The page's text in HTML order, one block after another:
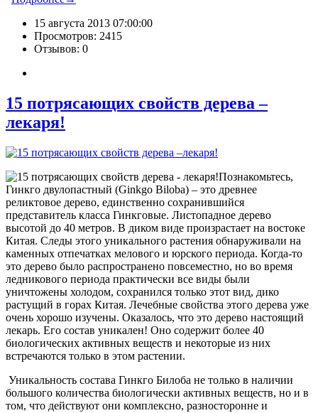
15 августа 2013 07:00:00
Просмотров: 2415
Отзывов: 0
15 потрясающих свойств дерева –
лекаря!
Познакомьтесь,
Гинкго двулопастный (Ginkgo Biloba) – это древнее
реликтовое дерево, единственно сохранившийся
представитель класса Гинкговые. Листопадное дерево
высотой до 40 метров. В диком виде произрастает на востоке
Китая. Следы этого уникального растения обнаруживали на
каменных отпечатках мелового и юрского периода. Когда-то
это дерево было распространено повсеместно, но во время
ледникового периода практически все виды были
уничтожены холодом, сохранился только этот вид, дико
растущий в горах Китая. Лечебные свойства этого дерева уже
очень хорошо изучены. Оказалось, что это дерево настоящий
лекарь. Его состав уникален! Оно содержит более 40
биологических активных веществ и некоторые из них
встречаются только в этом растении.
Уникальность состава Гинкго Билоба не только в наличии
большого количества биологически активных веществ, но и в
том, что действуют они комплексно, разносторонне и